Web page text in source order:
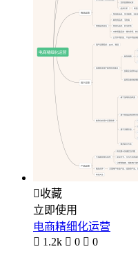
收藏
立即使用
电商精细化运营
 1.2k  0  0